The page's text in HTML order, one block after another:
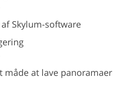
Skylum-software
måde at lave panoramaer